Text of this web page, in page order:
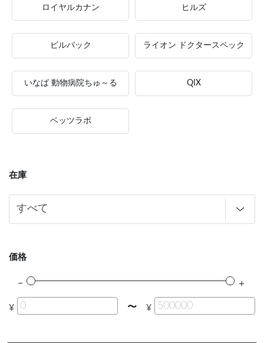
ロイヤルカナン ヒルズ
ビルバック ライオン ドクタースペック
いなば 動物病院ちゅ～る QIX
ベッツラボ
在庫
価格
¥ 〜 ¥